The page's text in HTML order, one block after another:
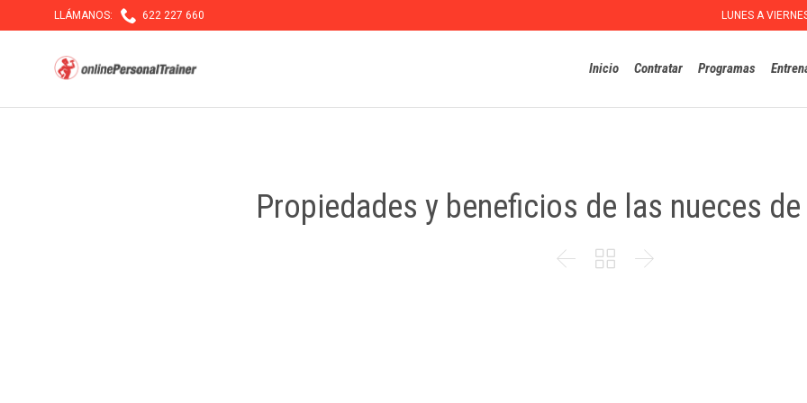
LLÁMANOS:  622 227 660 LUNES A
Inicio Contratar Programas
Propiedades y beneficios de las nueces
  